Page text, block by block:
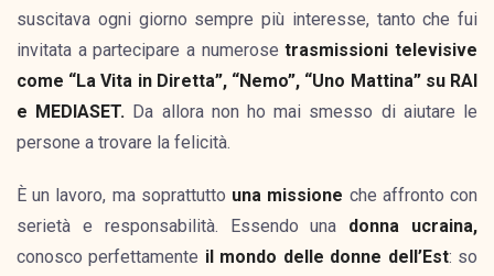
suscitava ogni giorno sempre più interesse, tanto che fui
invitata a partecipare a numerosetrasmissioni televisive
come “La Vita in Diretta”, “Nemo”, “Uno Mattina” su RAI
e MEDIASET. Da allora non ho mai smesso di aiutare le
persone a trovare la felicità.
È un lavoro, ma soprattutto una missione che affronto con
serietà e responsabilità. Essendo una donna ucraina,
conosco perfettamente il mondo delle donne dell’Est: so